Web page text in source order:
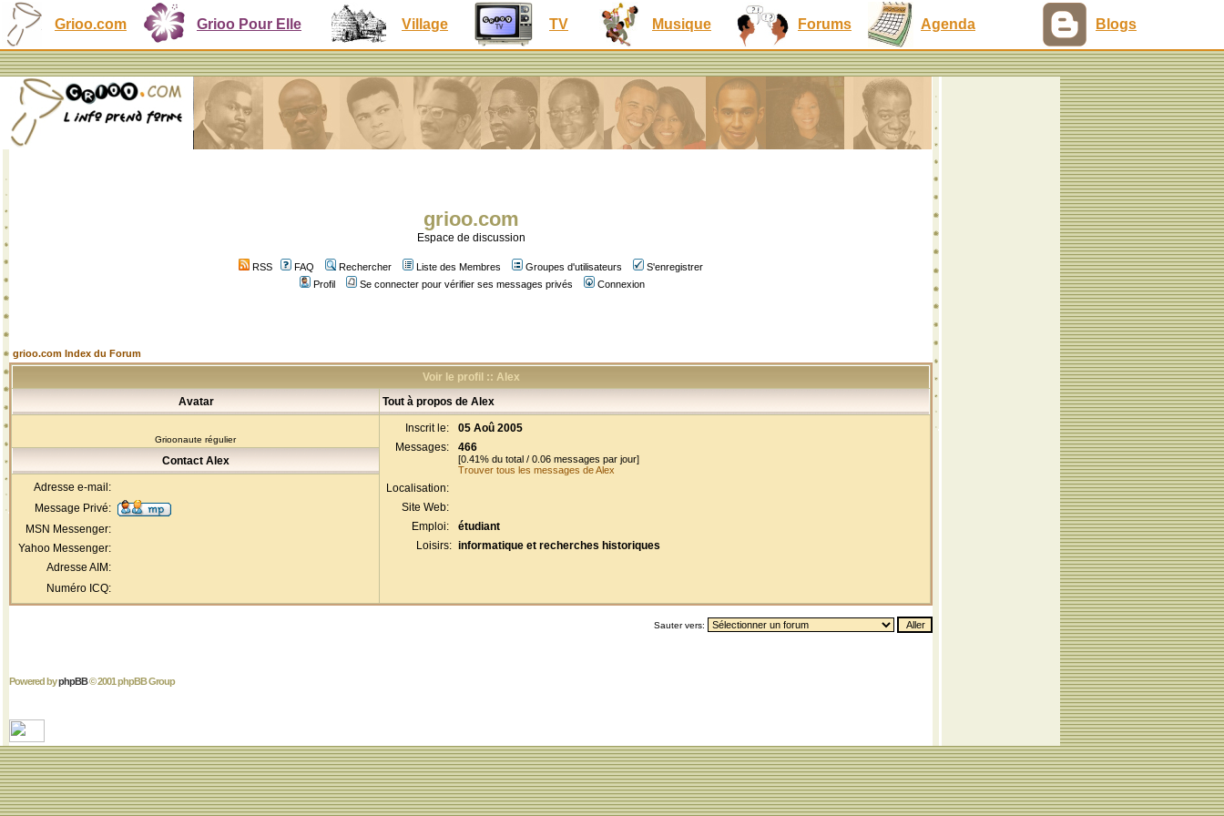
Grioo.com Grioo Pour Elle Village TV Musique Forums Agenda Blogs
grioo.com
Espace de discussion
RSS FAQ Rechercher Liste des Membres Groupes d'utilisateurs
S'enregistrer
Profil
Se connecter pour vérifier ses messages privés Connexion
grioo.com Index du Forum
Voir le profil :: Alex
Avatar
Tout à propos de Alex
Grioonaute régulier
Inscrit le:
05 Aoû 2005
Messages:
466
[0.41% du total / 0.06 messages par jour]
Trouver tous les messages de Alex
Localisation:
Site Web:
Emploi:
étudiant
Loisirs: informatique et recherches historiques
Contact Alex
Adresse e-mail:
Message Privé:
MSN Messenger:
Yahoo Messenger:
Adresse AIM:
Numéro ICQ:
Sauter vers:
Powered byphpBB© 2001 phpBB Group